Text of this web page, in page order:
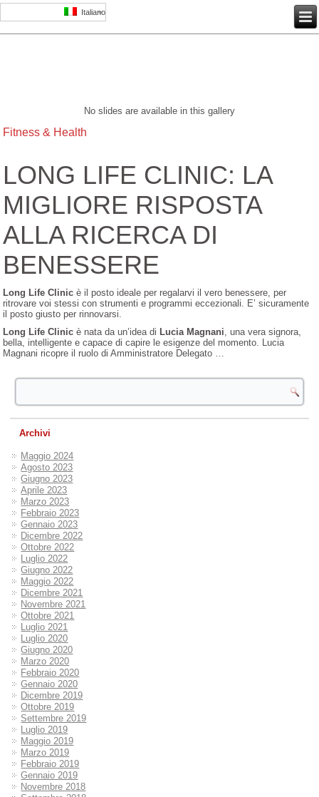
Italiano
No slides are available in this gallery
Fitness & Health
LONG LIFE CLINIC: LA
MIGLIORE RISPOSTA
ALLA RICERCA DI
BENESSERE
Long Life Clinic è il posto ideale per regalarvi il vero benessere, per
ritrovare voi stessi con strumenti e programmi eccezionali. E’ sicuramente
il posto giusto per rinnovarsi.
Long Life Clinicè nata da un’idea di Lucia Magnani, una vera signora,
bella, intelligente e capace di capire le esigenze del momento. Lucia
Magnani ricopre il ruolo di Amministratore Delegato …
Archivi
Maggio 2024
Agosto 2023
Giugno 2023
Aprile 2023
Marzo 2023
Febbraio 2023
Gennaio 2023
Dicembre 2022
Ottobre 2022
Luglio 2022
Giugno 2022
Maggio 2022
Dicembre 2021
Novembre 2021
Ottobre 2021
Luglio 2021
Luglio 2020
Giugno 2020
Marzo 2020
Febbraio 2020
Gennaio 2020
Dicembre 2019
Ottobre 2019
Settembre 2019
Luglio 2019
Maggio 2019
Marzo 2019
Febbraio 2019
Gennaio 2019
Novembre 2018